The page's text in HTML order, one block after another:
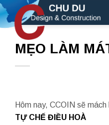
Skip
to
content
MẸO LÀM
Hôm nay, CCOIN sẽ
TỰ CHẾ ĐIỀU HOÀ